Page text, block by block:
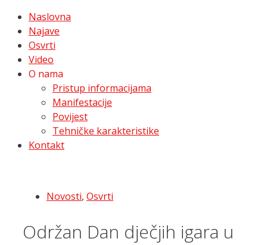
Naslovna
Najave
Osvrti
Video
O nama
Pristup informacijama
Manifestacije
Povijest
Tehničke karakteristike
Kontakt
Novosti, Osvrti
Održan Dan dječjih igara u